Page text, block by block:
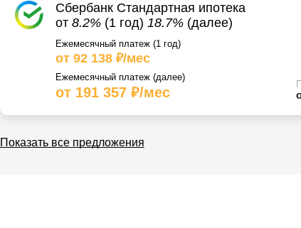
Сбербанк Стандартная ипотека
от 8.2%(1 год) 18.7%(далее)
Ежемесячный платеж (1 год)
от 92 138 ₽/мес
Ежемесячный платеж (далее)
от 191 357 ₽/мес
Показать все предложения